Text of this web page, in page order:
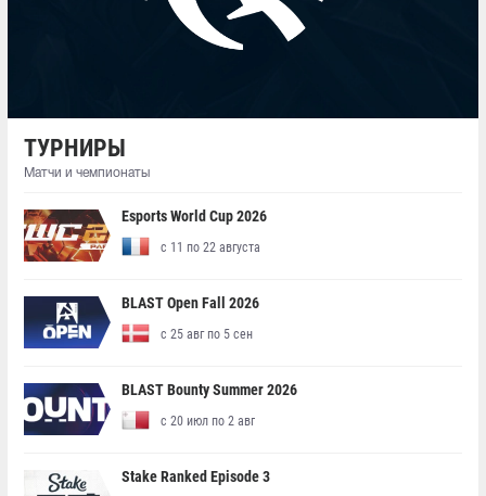
ТУРНИРЫ
Матчи и чемпионаты
Esports World Cup 2026
с 11 по 22 августа
BLAST Open Fall 2026
с 25 авг по 5 сен
BLAST Bounty Summer 2026
с 20 июл по 2 авг
Stake Ranked Episode 3